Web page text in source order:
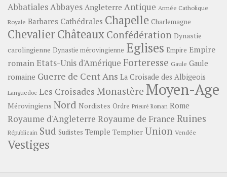
Abbatiales Abbayes Angleterre Antique Armée Catholique
Royale Barbares Cathédrales Chapelle Charlemagne
ChevalierChâteauxConfédération Dynastie
carolingienne Dynastie mérovingienne Eglises Empire Empire
romainEtats-Unis d'Amérique Forteresse Gaule Gaule
romaine Guerre de Cent Ans La Croisade des Albigeois
Languedoc Les Croisades Monastère Moyen-Age
Mérovingiens Nord Nordistes Ordre Prieuré Roman Rome
Royaume d'Angleterre Royaume de France Ruines
Républicain Sud Sudistes Temple Templier Union Vendée
Vestiges